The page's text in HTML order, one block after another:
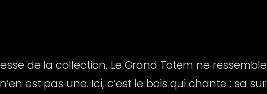
de la collection, Le Grand Totem ne
est pas une. Ici, c’est le bois qui chante : sa